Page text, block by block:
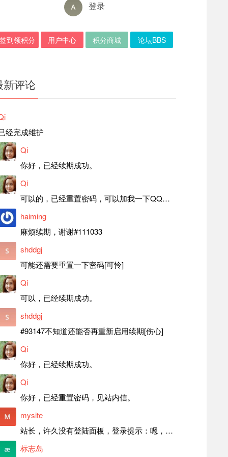
登录
签到领积分 用户中心 积分商城 论坛BBS
新评论
经完成维护
Qi
你好，已经续期成功。
Qi
可以的，已经重置密码，可以加我一下QQ，留言后我就发密码给你。
haiming
麻烦续期，谢谢#111033
shddgj
可能还需要重置一下密码[可怜]
Qi
可以，已经续期成功。
shddgj
#93147不知道还能否再重新启用续期[伤心]
Qi
你好，已经续期成功。
Qi
你好，已经重置密码，见站内信。
mysite
站长，许久没有登陆面板，登录提示：嗯，登录详细信息似乎不正确。请重试。 网站还可以正常使用。如果是密码问题请帮忙重置一下密码。谢谢。订单号：97790，账号：aa20210950。 站长，提交了工单，你回复续期成功，不过我的问题是面部登陆信息有问题，一直是初始密码，现在无法登陆，有时间麻烦排查一下。
标志岛